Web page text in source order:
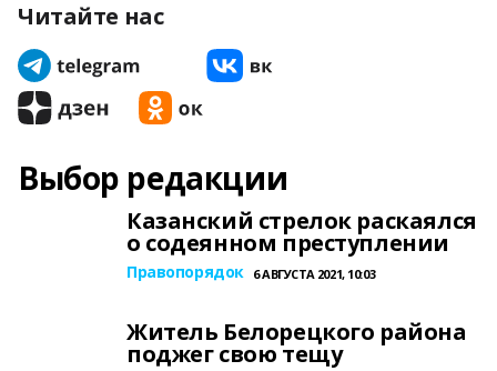
Читайте нас
Выбор редакции
Казанский стрелок раскаялся
о содеянном преступлении
Правопорядок 6 АВГУСТА 2021, 10:03
Житель Белорецкого района
поджег свою тещу